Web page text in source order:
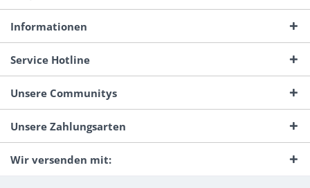
Informationen
Service Hotline
Unsere Communitys
Unsere Zahlungsarten
Wir versenden mit: